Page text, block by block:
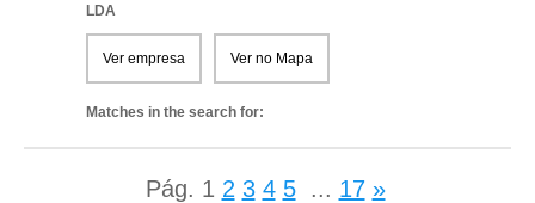
LDA
Ver empresa Ver no Mapa
Matches in the search for:
Pág. 1 2 3 4 5 ... 17 »